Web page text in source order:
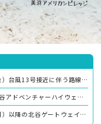
【重要】2026年8月7日（金）台風13号接近に伴う路線バス運休のお知らせ
【重要】台風13号に伴う北谷アドベンチャーハイウェイバス運休のお知らせ
【重要】2026年7月6日（月）以降の北谷ゲートウェイ内の路線バスのバスのりば／おりば等について